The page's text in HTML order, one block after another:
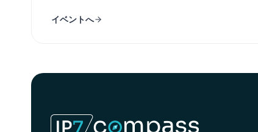
イベントへ